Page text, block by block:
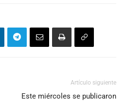
Artículo siguiente
Este miércoles se publicaron